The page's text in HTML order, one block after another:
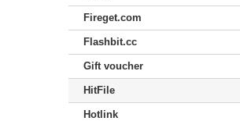
Fireget.com
Flashbit.cc
Gift voucher
HitFile
Hotlink